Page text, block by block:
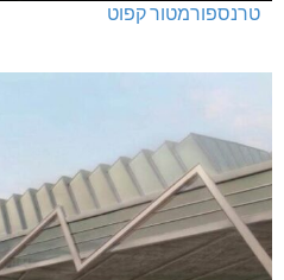
טרנספורמטור קפוט